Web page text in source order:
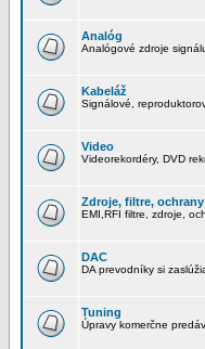
Analóg
Analógové zdroje
Kabeláž
Signálové,
Video
Videorekordéry, DVD
Zdroje, filtre, ochrany
EMI,RFI filtre, zdroje,
DAC
DA prevodníky si
Tuning
Úpravy komerčne